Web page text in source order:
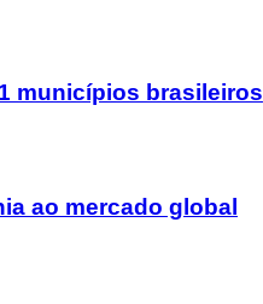
municípios brasileiros
ao mercado global